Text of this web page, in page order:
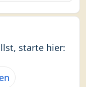
starte hier: